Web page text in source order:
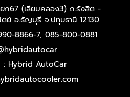
ก67 (เลียบคลอง3) ถ.รังสิต -
ตย์ อ.ธัญบุรี จ.ปทุมธานี 12130
8866-7, 085-800-0881
: Hybrid AutoCar